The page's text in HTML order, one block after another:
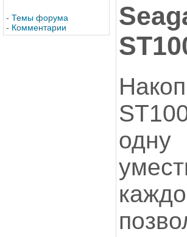
- Темы форума
- Комментарии